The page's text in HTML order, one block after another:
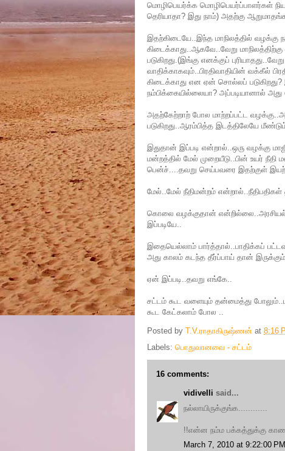
மொழிபெயர்க்க மொழிபெயர்ப்பாளர்கள்
தெரியாதா? இது நாம்) அதற்கு
இதற்கிடையே..இந்த மாநிலத்தில் வழக்கு
கிடைக்காது..ஆகவே..வேறு
படுகிறது.(இங்கு எனக்குப்
வாதிக்காகவும்..பிரதிவாதியின் வக்கீல்
கிடைக்காது என ஏன் சொல்லப் படுகிறது?
நம்பிக்கையில்லையா? அப்படியானால்
அதற்கேற்றாற் போல மாற்றப்பட்ட
படுகிறது..ஆரம்பித்த இடத்திலேயே
இதுதான் இப்படி என்றால்..ஒரு வழக்கு
மன்றத்தில் மேல் முறையீடு..பின் உயர்
பென்ச்....தவறு செய்பவரை இதற்குள்
மேல்..மேல் நீதிமன்றம் என்றால்..நீதிபதிகள்
கொலை வழக்குதான்
இப்படியே..
இதையெல்லாம் பார்த்தால்..பாதிக்கப்
அது காலம் கடந்த தீர்ப்பாய் தான்
ஏன் இப்படி..தவறு எங்கே..
சட்டம் கூட வளையும் தன்மைத்து
கூட கேட்கலாம் போல ..
Posted by T.V.ராதாகிருஷ்ணன் at 8:16
Labels: பொதுவானவை - சட்டம்
16 comments:
vidivelli said...
நல்லாயிருக்குங்க............
!!என்ன நம்ம பக்கத்துக்கு
March 7, 2010 at 9:22:00